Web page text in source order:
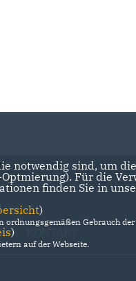
der
notwendig sind, um
Für die
finden Sie in
)
Gebrauch
)
auf der Webseite.